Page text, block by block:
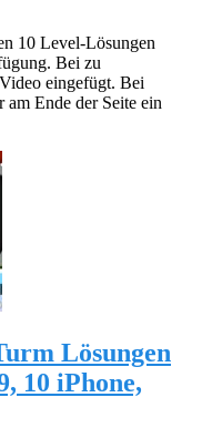
10 Level-Lösungen
Bei zu
eingefügt. Bei
Ende der Seite ein
Lösungen
10 iPhone,